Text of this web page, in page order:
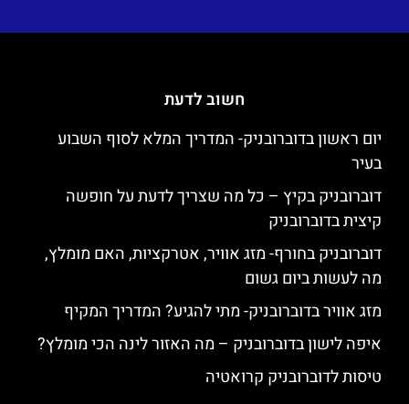
חשוב לדעת
יום ראשון בדוברובניק- המדריך המלא לסוף השבוע
בעיר
דוברובניק בקיץ – כל מה שצריך לדעת על חופשה
קיצית בדוברובניק
דוברובניק בחורף- מזג אוויר, אטרקציות, האם מומלץ,
מה לעשות ביום גשום
מזג אוויר בדוברובניק- מתי להגיע? המדריך המקיף
איפה לישון בדוברובניק – מה האזור לינה הכי מומלץ?
טיסות לדוברובניק קרואטיה